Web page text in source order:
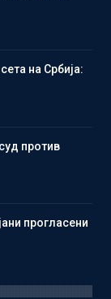
на Србија:
против
прогласени